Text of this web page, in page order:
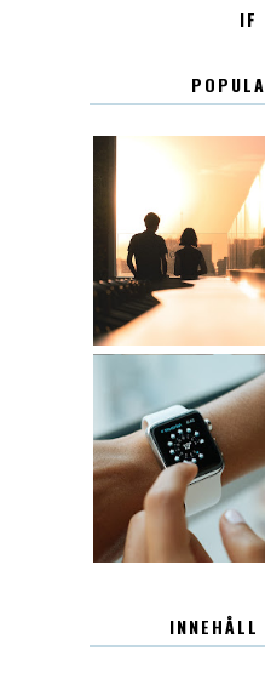
IF
KONTAKT
12.30